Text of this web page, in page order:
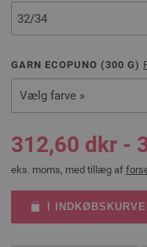
GARN ECOPUNO (300 G)
Vælg farve »
312,60 dkr -
eks. moms, med tillæg af
I